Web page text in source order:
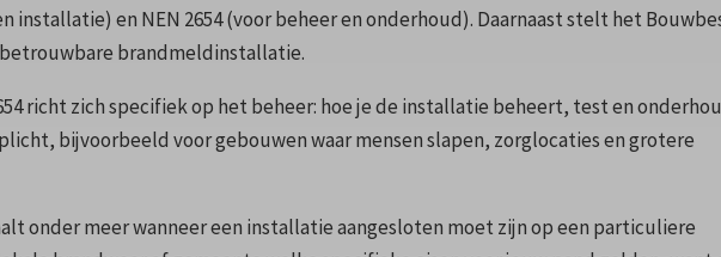
en NEN 2654 (voor beheer en onderhoud). Daarnaast stelt het
betrouwbare brandmeldinstallatie.
richt zich specifiek op het beheer: hoe je de installatie beheert, test en
bijvoorbeeld voor gebouwen waar mensen slapen, zorglocaties en grotere
onder meer wanneer een installatie aangesloten moet zijn op een particuliere